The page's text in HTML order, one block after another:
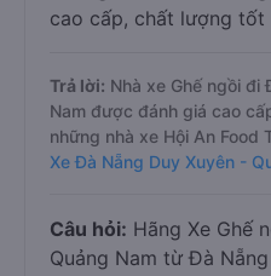
cao cấp, chất lượng tốt
Trả lời: Nhà xe Ghế ngồi đi
Nam được đánh giá cao
những nhà xe Hội An Food
Xe Đà Nẵng Duy Xuyên -
Câu hỏi: Hãng Xe Ghế
Quảng Nam từ Đà